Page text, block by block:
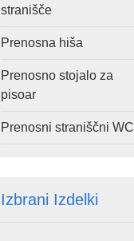
stranišče
Prenosna hiša
Prenosno stojalo za
pisoar
Prenosni straniščni WC
Izbrani Izdelki